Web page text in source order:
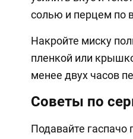
солью и перцем по
Накройте миску
пленкой или
менее двух часов
Советы по
Подавайте гаспачо